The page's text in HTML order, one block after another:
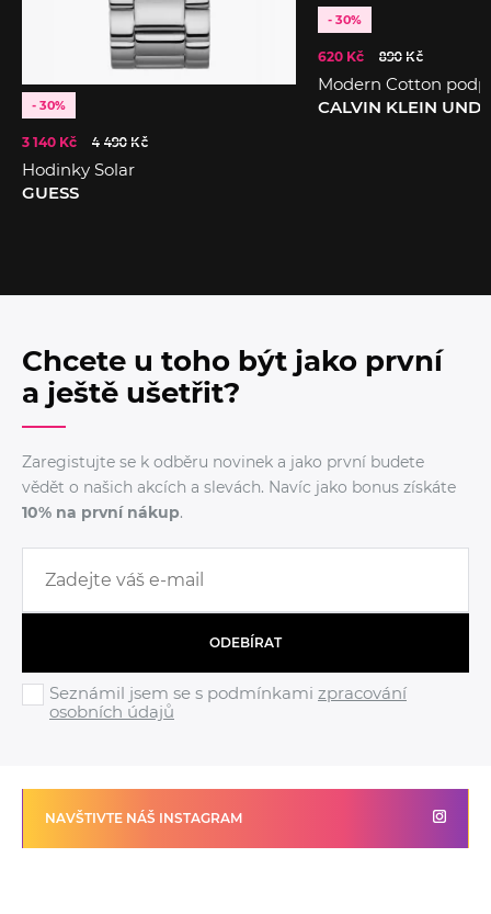
- 30%
3 140 Kč 4 490 Kč
Hodinky Solar
GUESS
- 30%
620 Kč 890 Kč
Modern Cotton
CALVIN KLEIN
Chcete u toho být jako první
a ještě ušetřit?
Zaregistujte se k odběru novinek a jako první budete
vědět o našich akcích a slevách. Navíc jako bonus získáte
10% na první nákup.
ODEBÍRAT
Seznámil jsem se s podmínkami zpracování
osobních údajů
NAVŠTIVTE NÁŠ INSTAGRAM